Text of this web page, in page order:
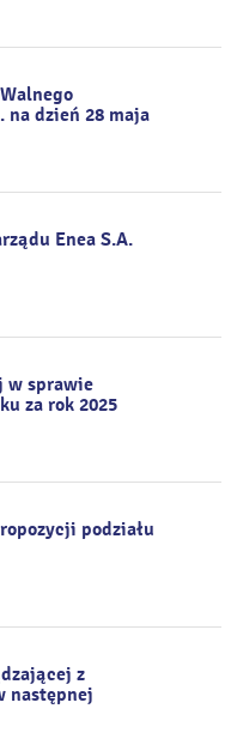
na dzień 28 maja
Enea S.A.
w sprawie
za rok 2025
podziału
z
następnej